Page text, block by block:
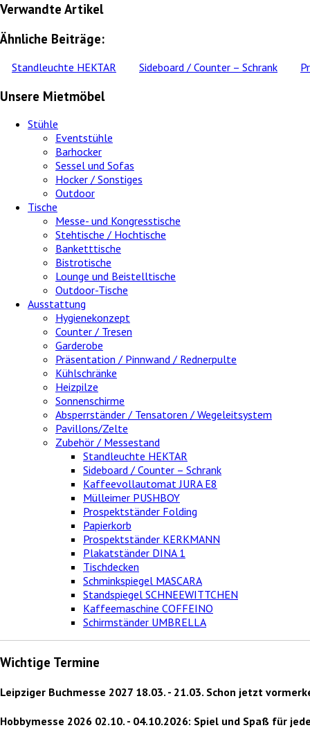
Verwandte Artikel
Ähnliche Beiträge:
Standleuchte HEKTAR Sideboard / Counter – Schrank
Unsere Mietmöbel
Stühle
Eventstühle
Barhocker
Sessel und Sofas
Hocker / Sonstiges
Outdoor
Tische
Messe- und Kongresstische
Stehtische / Hochtische
Banketttische
Bistrotische
Lounge und Beistelltische
Outdoor-Tische
Ausstattung
Hygienekonzept
Counter / Tresen
Garderobe
Präsentation / Pinnwand / Rednerpulte
Kühlschränke
Heizpilze
Sonnenschirme
Absperrständer / Tensatoren / Wegeleitsystem
Pavillons/Zelte
Zubehör / Messestand
Standleuchte HEKTAR
Sideboard / Counter – Schrank
Kaffeevollautomat JURA E8
Mülleimer PUSHBOY
Prospektständer Folding
Papierkorb
Prospektständer KERKMANN
Plakatständer DINA 1
Tischdecken
Schminkspiegel MASCARA
Standspiegel SCHNEEWITTCHEN
Kaffeemaschine COFFEINO
Schirmständer UMBRELLA
Wichtige Termine
Leipziger Buchmesse 2027 18.03. - 21.03. Schon jetzt
Hobbymesse 2026 02.10. - 04.10.2026: Spiel und Spaß für